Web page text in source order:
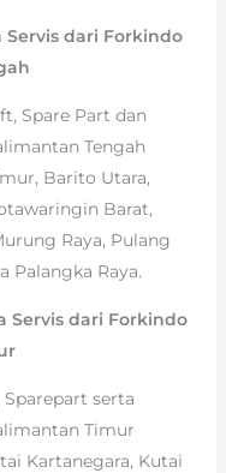
Servis dari Forkindo
Spare Part dan
Tengah
Barito Utara,
Barat,
Raya, Pulang
Palangka Raya.
Servis dari Forkindo
serta
Timur
Kartanegara, Kutai